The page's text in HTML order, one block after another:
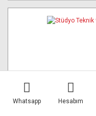
Whatsapp Hesabım